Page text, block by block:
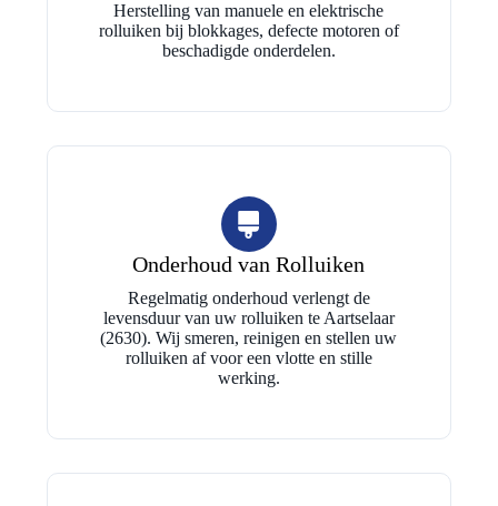
Herstelling van manuele en elektrische
rolluiken bij blokkages, defecte motoren of
beschadigde onderdelen.
Onderhoud van Rolluiken
Regelmatig onderhoud verlengt de
levensduur van uw rolluiken te Aartselaar
(2630). Wij smeren, reinigen en stellen uw
rolluiken af voor een vlotte en stille
werking.